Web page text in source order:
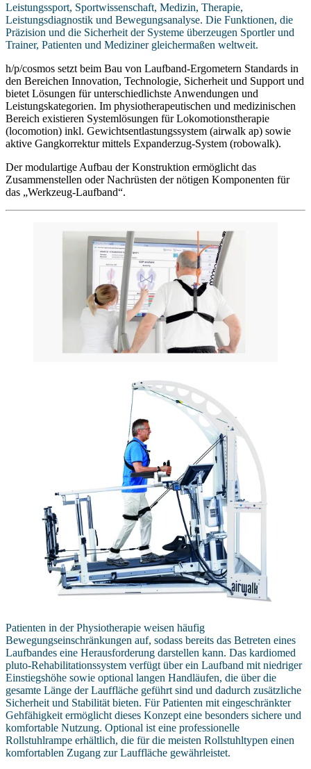
Leistungssport, Sportwissenschaft, Medizin, Therapie,
Leistungsdiagnostik und Bewegungsanalyse. Die Funktionen, die
Präzision und die Sicherheit der Systeme überzeugen Sportler und
Trainer, Patienten und Mediziner gleichermaßen weltweit.
h/p/cosmos setzt beim Bau von Laufband-Ergometern Standards in
den Bereichen Innovation, Technologie, Sicherheit und Support und
bietet Lösungen für unterschiedlichste Anwendungen und
Leistungskategorien. Im physiotherapeutischen und medizinischen
Bereich existieren Systemlösungen für Lokomotionstherapie
(locomotion) inkl. Gewichtsentlastungssystem (airwalk ap) sowie
aktive Gangkorrektur mittels Expanderzug-System (robowalk).
Der modulartige Aufbau der Konstruktion ermöglicht das
Zusammenstellen oder Nachrüsten der nötigen Komponenten für
das „Werkzeug-Laufband“.
Patienten in der Physiotherapie weisen häufig
Bewegungseinschränkungen auf, sodass bereits das Betreten eines
Laufbandes eine Herausforderung darstellen kann. Das kardiomed
pluto-Rehabilitationssystem verfügt über ein Laufband mit niedriger
Einstiegshöhe sowie optional langen Handläufen, die über die
gesamte Länge der Lauffläche geführt sind und dadurch zusätzliche
Sicherheit und Stabilität bieten. Für Patienten mit eingeschränkter
Gehfähigkeit ermöglicht dieses Konzept eine besonders sichere und
komfortable Nutzung. Optional ist eine professionelle
Rollstuhlrampe erhältlich, die für die meisten Rollstuhltypen einen
komfortablen Zugang zur Lauffläche gewährleistet.